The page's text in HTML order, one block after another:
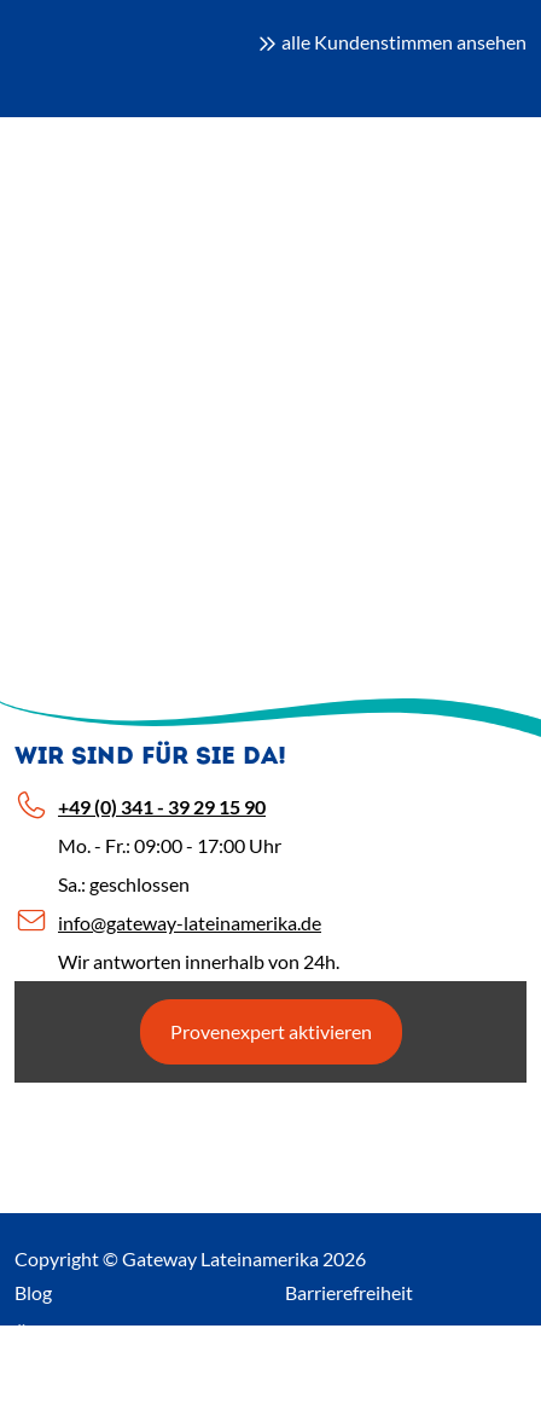
alle Kundenstimmen ansehen
WIR SIND FÜR SIE DA!
+49 (0) 341 - 39 29 15 90
Mo. - Fr.: 09:00 - 17:00 Uhr
Sa.: geschlossen
info@gateway-lateinamerika.de
Wir antworten innerhalb von 24h.
Provenexpert aktivieren
Copyright © Gateway Lateinamerika 2026
Blog(Link öffnet einen neuen Tab)
Über uns
Barrierefreiheit
Impressum